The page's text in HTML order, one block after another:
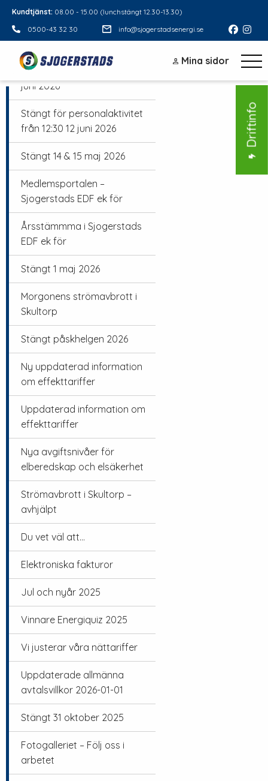
Driftinfo
Kundtjänst: 08.00 - 15.00 (lunchstängt 12.30-13.30)
0500-43 32 30
info@sjogerstadsenergi.se
Mina sidor
Sommar 2026
Stängt midsommarafton 19
juni 2026
Stängt för personalaktivitet
från 12:30 12 juni 2026
Stängt 14 & 15 maj 2026
Medlemsportalen –
Sjogerstads EDF ek för
Årsstämmma i Sjogerstads
EDF ek för
Stängt 1 maj 2026
Morgonens strömavbrott i
Skultorp
Stängt påskhelgen 2026
Ny uppdaterad information
om effekttariffer
Uppdaterad information om
effekttariffer
Nya avgiftsnivåer för
elberedskap och elsäkerhet
Strömavbrott i Skultorp –
avhjälpt
Du vet väl att…
Elektroniska fakturor
Jul och nyår 2025
Vinnare Energiquiz 2025
Vi justerar våra nättariffer
Uppdaterade allmänna
avtalsvillkor 2026-01-01
Stängt 31 oktober 2025
Fotogalleriet – Följ oss i
arbetet